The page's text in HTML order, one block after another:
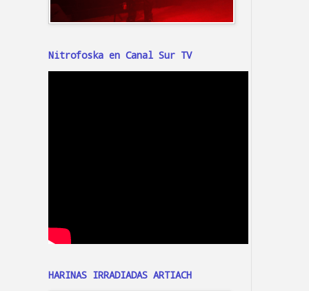
Nitrofoska en Canal Sur TV
HARINAS IRRADIADAS ARTIACH